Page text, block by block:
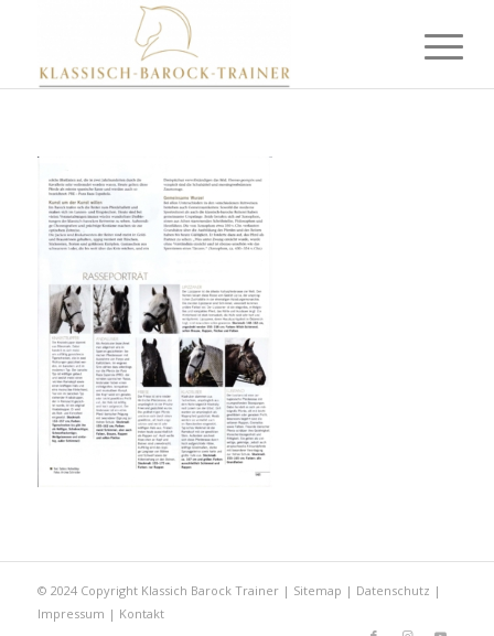
© 2024 Copyright Klassich Barock Trainer | Sitemap | Datenschutz |
Impressum | Kontakt